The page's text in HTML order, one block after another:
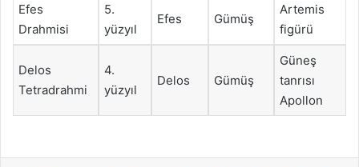
Efes
Drahmisi
5.
yüzyıl
Efes Gümüş
Artemis
figürü
Delos
Tetradrahmi
4.
yüzyıl
Delos Gümüş
Güneş
tanrısı
Apollon